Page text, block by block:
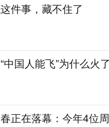
件事，藏不住了
中国人能飞”为什么火
正在落幕：今年4位